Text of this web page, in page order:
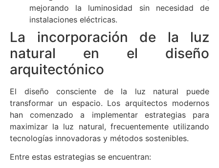
mejorando la luminosidad sin necesidad de
instalaciones eléctricas.
La incorporación de la luz
natural en el diseño
arquitectónico
El diseño consciente de la luz natural puede
transformar un espacio. Los arquitectos modernos
han comenzado a implementar estrategias para
maximizar la luz natural, frecuentemente utilizando
tecnologías innovadoras y métodos sostenibles.
Entre estas estrategias se encuentran: